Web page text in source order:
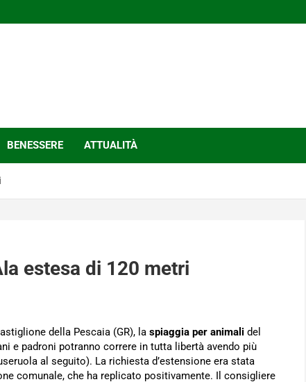
BENESSERE ATTUALITÀ
estesa di 120 metri
della Pescaia (GR), la spiaggia per animali del
e padroni potranno correre in tutta libertà avendo più
al seguito). La richiesta d’estensione era stata
comunale, che ha replicato positivamente. Il consigliere